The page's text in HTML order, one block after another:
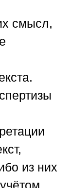
смысл,
из них